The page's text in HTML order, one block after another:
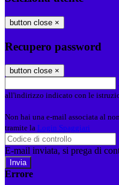
button close ×
Recupero password
button close ×
all'indirizzo indicato con le
Non hai una e-mail associata al
tramite la Login Spaggiari
E-mail inviata, si prega di
Errore